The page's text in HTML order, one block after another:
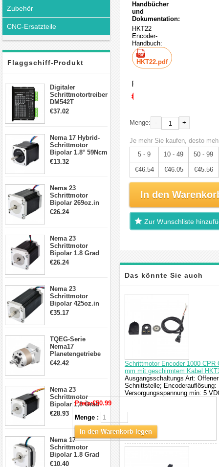
Zubehör
CNC-Ersatzteile
Flaggschiff-Produkt
Digitaler
Schrittmotortreiber
DM542T
Schrittmotor
Schrittmotor
€37.02
Nema 17 Hybrid-
Schrittmotor
Bipolar 1.8° 59Ncm
2A 4 Drähte mit 1m
€13.32
Nema 23
Schrittmotor
Bipolar 269oz.in
2,8A 57x57x76mm
€26.24
Nema 23
Schrittmotor
Bipolar 1.8 Grad
1.9Nm 3A 3.36V 4
€26.24
Nema 23
Schrittmotor
Bipolar 425oz.in
4.2A 57x57x114mm
€35.17
TQEG-Serie
Nema17
Planetengetriebe
5:1 Spiel 15Arc-
€42.42
Nema 23
Schrittmotor
Bipolar 1,8 Grad
2,83Nm 4 A 2,26V
CNC Hybrid-
Schrittmotor mit 8
Anschlüssen
€28.93
Nema 17
Schrittmotor
Bipolar 1.8 Grad
8.7Ncm 1A 3.5V 4
€10.40
Handbücher
und
Dokumentation:
HKT22
Encoder-
Handbuch:
HKT22.pdf
Preis:
€48.99
Menge: - +
Je mehr Sie kaufen, desto
5 - 9
10 - 49 50 - 99
€46.54 €46.05 €45.56
In den
Zur Wunschliste
Das könnte Sie auch
interessieren
Schrittmotor Encoder 1000 CPR
mm mit geschirmtem Kabel
Ausgangsschaltungs Art:
Schnittstelle;
Versorgungsspannung min: 5
Preis:€50.99
Menge :
In den Warenkorb legen